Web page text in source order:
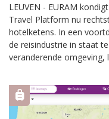
LEUVEN - EURAM
Travel Platform nu
hotelketens. In een
de reisindustrie in staat
veranderende omgeving,